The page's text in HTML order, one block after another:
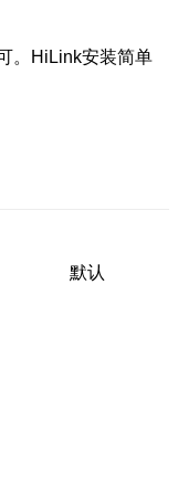
。HiLink安装简单
默认